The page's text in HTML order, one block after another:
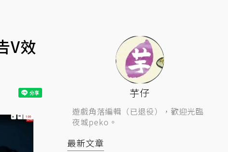
V效
芋仔
遊戲角落編輯（已退役），歡迎光臨
夜城peko。
最新文章